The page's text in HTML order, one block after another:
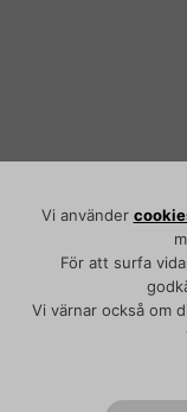
Vi använder
För att surfa
Vi värnar också om